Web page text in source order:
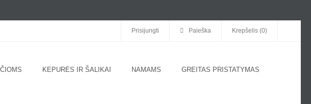
Prisijungti Paieška Krepšelis (0)
KEPURĖS IR ŠALIKAI NAMAMS GREITAS PRISTATYMAS